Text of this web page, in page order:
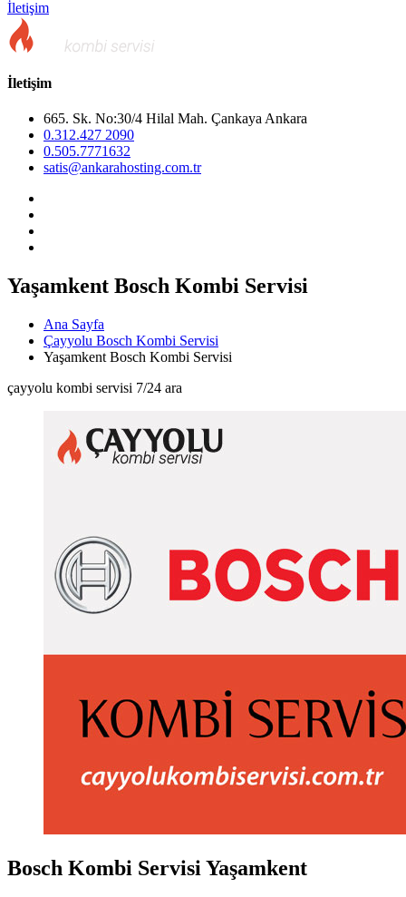
İletişim
İletişim
665. Sk. No:30/4 Hilal Mah. Çankaya Ankara
0.312.427 2090
0.505.7771632
satis@ankarahosting.com.tr
Yaşamkent Bosch Kombi Servisi
Ana Sayfa
Çayyolu Bosch Kombi Servisi
Yaşamkent Bosch Kombi Servisi
çayyolu kombi servisi 7/24 ara
Bosch Kombi Servisi Yaşamkent